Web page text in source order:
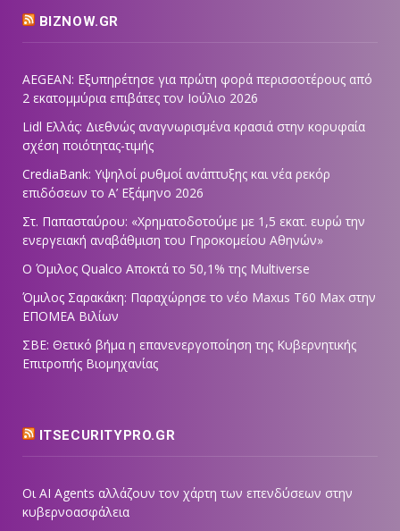
BIZNOW.GR
AEGEAN: Εξυπηρέτησε για πρώτη φορά περισσοτέρους από
2 εκατομμύρια επιβάτες τον Ιούλιο 2026
Lidl Ελλάς: Διεθνώς αναγνωρισμένα κρασιά στην κορυφαία
σχέση ποιότητας-τιμής
CrediaBank: Υψηλοί ρυθμοί ανάπτυξης και νέα ρεκόρ
επιδόσεων το Α’ Εξάμηνο 2026
Στ. Παπασταύρου: «Χρηματοδοτούμε με 1,5 εκατ. ευρώ την
ενεργειακή αναβάθμιση του Γηροκομείου Αθηνών»
Ο Όμιλος Qualco Αποκτά το 50,1% της Multiverse
Όμιλος Σαρακάκη: Παραχώρησε το νέο Maxus T60 Max στην
ΕΠΟΜΕΑ Βιλίων
ΣΒΕ: Θετικό βήμα η επανενεργοποίηση της Κυβερνητικής
Επιτροπής Βιομηχανίας
ITSECURITYPRO.GR
Οι AI Agents αλλάζουν τον χάρτη των επενδύσεων στην
κυβερνοασφάλεια